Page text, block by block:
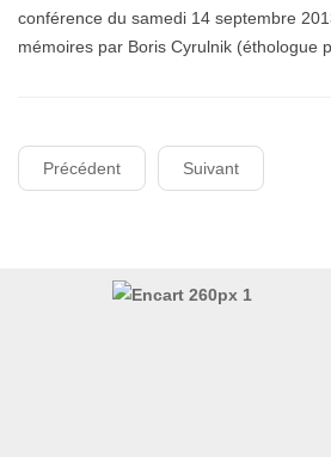
conférence du samedi 14 septembre
mémoires par Boris Cyrulnik (éthologue
Précédent Suivant